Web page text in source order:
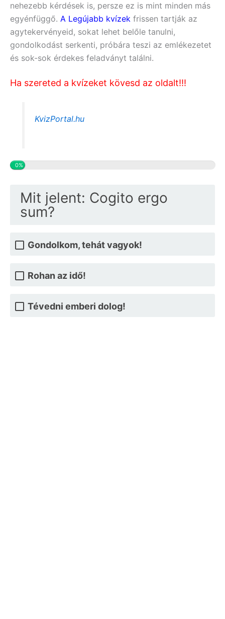
nehezebb kérdések is, persze ez is mint minden más
egyénfüggő. A Legújabb kvízek frissen tartják az
agytekervényeid, sokat lehet belőle tanulni,
gondolkodást serkenti, próbára teszi az emlékezetet
és sok-sok érdekes feladványt találni.
Ha szereted a kvízeket kövesd az oldalt!!!
KvizPortal.hu
0%
Mit jelent: Cogito ergo
sum?
Gondolkom, tehát vagyok!
Rohan az idő!
Tévedni emberi dolog!